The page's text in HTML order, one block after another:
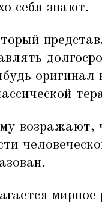
себя знают.
оригинал
возражают,